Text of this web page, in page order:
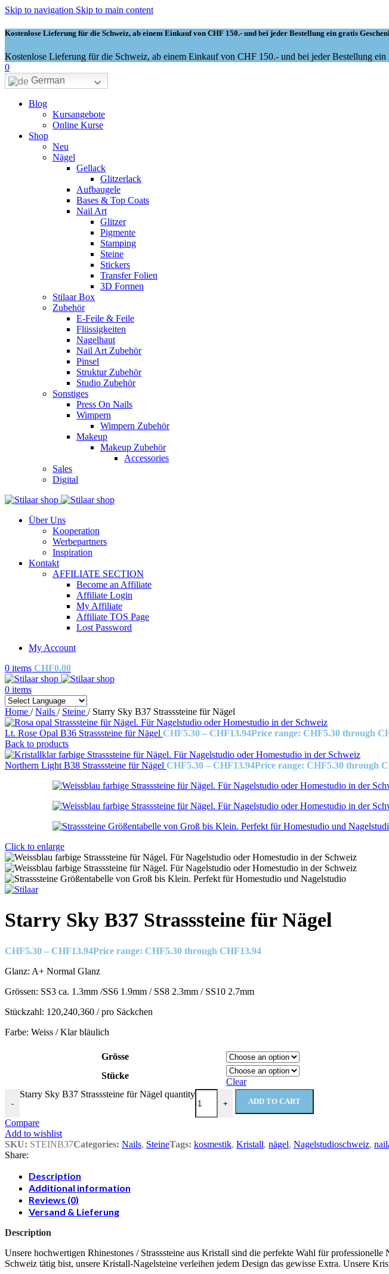
Skip to navigation Skip to main content
Kostenlose Lieferung für die Schweiz, ab einem Einkauf von CHF 150.- und bei jeder Bestellung ein gratis
Kostenlose Lieferung für die Schweiz, ab einem Einkauf von CHF 150.- und bei jeder Bestellung ein
0
German
Blog
Kursangebote
Online Kurse
Shop
Neu
Nägel
Gellack
Glitzerlack
Aufbaugele
Bases & Top Coats
Nail Art
Glitzer
Pigmente
Stamping
Steine
Stickers
Transfer Folien
3D Formen
Stilaar Box
Zubehör
E-Feile & Feile
Flüssigkeiten
Nagelhaut
Nail Art Zubehör
Pinsel
Struktur Zubehör
Studio Zubehör
Sonstiges
Press On Nails
Wimpern
Wimpern Zubehör
Makeup
Makeup Zubehör
Accessories
Sales
Digital
Über Uns
Kooperation
Werbepartners
Inspiration
Kontakt
AFFILIATE SECTION
Become an Affiliate
Affiliate Login
My Affiliate
Affiliate TOS Page
Lost Password
My Account
0 items CHF0.00
0 items
Home / Nails / Steine / Starry Sky B37 Strasssteine für Nägel
Lt. Rose Opal B36 Strasssteine für Nägel CHF5.30 – CHF13.94Price range: CHF5.30 through
Back to products
Northern Light B38 Strasssteine für Nägel CHF5.30 – CHF13.94Price range: CHF5.30 through
Click to enlarge
Starry Sky B37 Strasssteine für Nägel
CHF5.30 – CHF13.94Price range: CHF5.30 through CHF13.94
Glanz: A+ Normal Glanz
Grössen: SS3 ca. 1.3mm /SS6 1.9mm / SS8 2.3mm / SS10 2.7mm
Stückzahl: 120,240,360 / pro Säckchen
Farbe: Weiss / Klar bläulich
Grösse
Stücke
Clear
-
Starry Sky B37 Strasssteine für Nägel quantity
+ ADD TO CART
Compare
Add to wishlist
SKU: STEINB37Categories: Nails, SteineTags: kosmestik, Kristall, nägel, Nagelstudioschweiz,
Share:
Description
Additional information
Reviews (0)
Versand & Lieferung
Description
Unsere hochwertigen Rhinestones / Strasssteine aus Kristall sind die perfekte Wahl für
Schweiz tätig bist, unsere Kristall-Nagelsteine verleihen jedem Design das gewisse Extra. Unsere